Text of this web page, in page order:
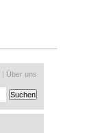
| Über uns